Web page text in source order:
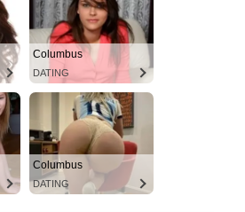
Columbus
DATING
Columbus
DATING